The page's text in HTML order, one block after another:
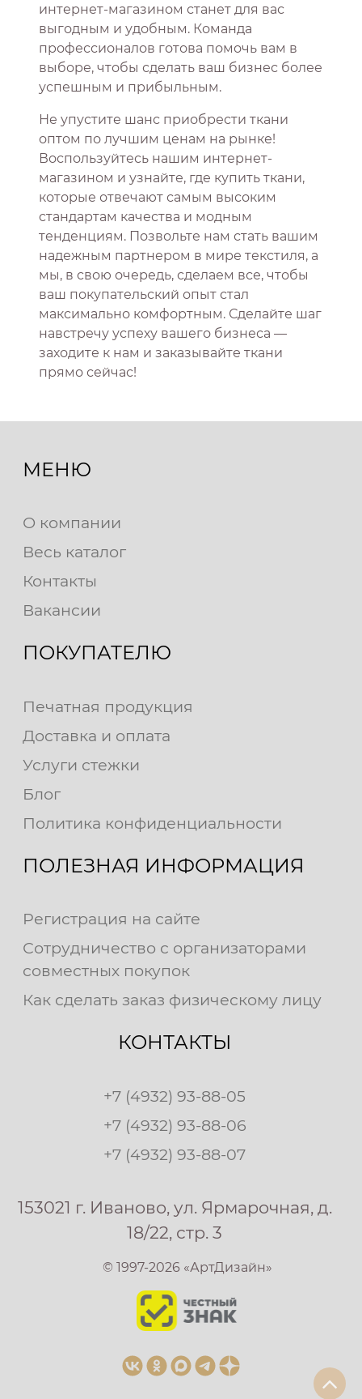
интернет-магазином станет для вас
выгодным и удобным. Команда
профессионалов готова помочь вам в
выборе, чтобы сделать ваш бизнес более
успешным и прибыльным.
Не упустите шанс приобрести ткани
оптом по лучшим ценам на рынке!
Воспользуйтесь нашим интернет-
магазином и узнайте, где купить ткани,
которые отвечают самым высоким
стандартам качества и модным
тенденциям. Позвольте нам стать вашим
надежным партнером в мире текстиля, а
мы, в свою очередь, сделаем все, чтобы
ваш покупательский опыт стал
максимально комфортным. Сделайте шаг
навстречу успеху вашего бизнеса —
заходите к нам и заказывайте ткани
прямо сейчас!
МЕНЮ
О компании
Весь каталог
Контакты
Вакансии
ПОКУПАТЕЛЮ
Печатная продукция
Доставка и оплата
Услуги стежки
Блог
Политика конфиденциальности
ПОЛЕЗНАЯ ИНФОРМАЦИЯ
Регистрация на сайте
Сотрудничество с организаторами
совместных покупок
Как сделать заказ физическому лицу
КОНТАКТЫ
+7 (4932) 93-88-05
+7 (4932) 93-88-06
+7 (4932) 93-88-07
153021 г. Иваново, ул. Ярмарочная, д.
18/22, стр. 3
© 1997-2026 «АртДизайн»